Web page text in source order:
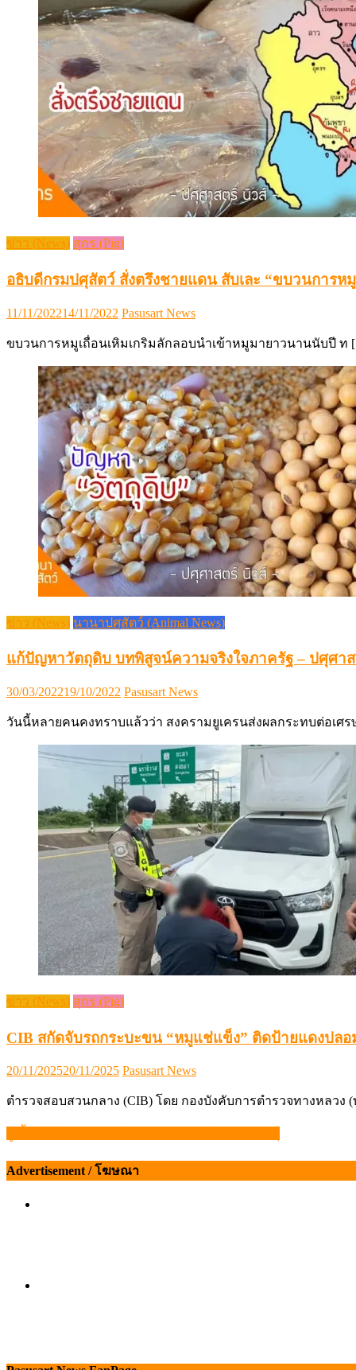
ข่าว (News) สุกร (Pig)
อธิบดีกรมปศุสัตว์ สั่งตรึงชายแดน สับเละ “ขบวนการห
Posted
11/11/202214/11/2022 Author
Pasusart News
ขบวนการหมูเถื่อนเหิมเกริมลักลอบนำเข้าหมูมายาวนานนับปี ท
ข่าว (News) นานาปศุสัตว์ (Animal News)
แก้ปัญหาวัตถุดิบ บทพิสูจน์ความจริงใจภาครัฐ – ปศุศา
Posted
30/03/202219/10/2022 Author
Pasusart News
วันนี้หลายคนคงทราบแล้วว่า สงครามยูเครนส่งผลกระทบต่อเศ
ข่าว (News) สุกร (Pig)
CIB สกัดจับรถกระบะขน “หมูแช่แข็ง” ติดป้ายแดงปลอ
Posted
20/11/202520/11/2025 Author
Pasusart News
ตำรวจสอบสวนกลาง (CIB) โดย กองบังคับการตำรวจทางหลวง
แนะแนว
เรื่อง
Advertisement / โฆษณา